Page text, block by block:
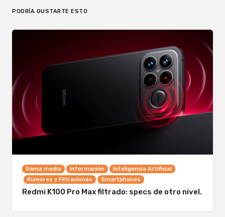
PODRÍA GUSTARTE ESTO
Gama media Información
Inteligencia Artificial
Rumores y Filtraciones
Smartphones
Redmi K100 Pro Max filtrado: specs de otro nivel.